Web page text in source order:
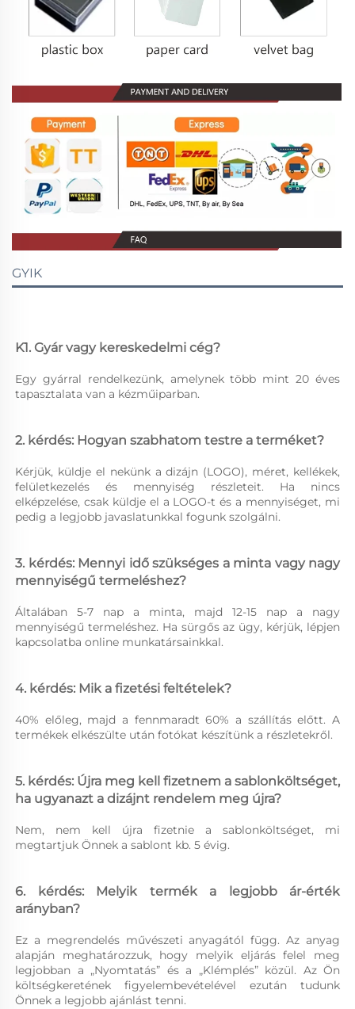
GYIK
K1. Gyár vagy kereskedelmi cég?
Egy gyárral rendelkezünk, amelynek több mint 20 éves
tapasztalata van a kézműiparban.
2. kérdés: Hogyan szabhatom testre a terméket?
Kérjük, küldje el nekünk a dizájn (LOGO), méret, kellékek,
felületkezelés és mennyiség részleteit. Ha nincs
elképzelése, csak küldje el a LOGO-t és a mennyiséget, mi
pedig a legjobb javaslatunkkal fogunk szolgálni.
3. kérdés: Mennyi idő szükséges a minta vagy nagy
mennyiségű termeléshez?
Általában 5-7 nap a minta, majd 12-15 nap a nagy
mennyiségű termeléshez. Ha sürgős az ügy, kérjük, lépjen
kapcsolatba online munkatársainkkal.
4. kérdés: Mik a fizetési feltételek?
40% előleg, majd a fennmaradt 60% a szállítás előtt. A
termékek elkészülte után fotókat készítünk a részletekről.
5. kérdés: Újra meg kell fizetnem a sablonköltséget,
ha ugyanazt a dizájnt rendelem meg újra?
Nem, nem kell újra fizetnie a sablonköltséget, mi
megtartjuk Önnek a sablont kb. 5 évig.
6. kérdés: Melyik termék a legjobb ár-érték
arányban?
Ez a megrendelés művészeti anyagától függ. Az anyag
alapján meghatározzuk, hogy melyik eljárás felel meg
legjobban a „Nyomtatás” és a „Klémplés” közül. Az Ön
költségkeretének figyelembevételével ezután tudunk
Önnek a legjobb ajánlást tenni.